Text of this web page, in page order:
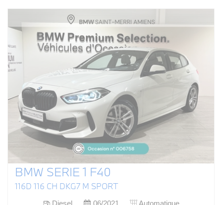
BMW SERIE 1 F40
116D 116 CH DKG7 M SPORT
Diesel 06/2021
Automatique